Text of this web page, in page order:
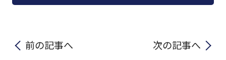
前の記事へ 次の記事へ